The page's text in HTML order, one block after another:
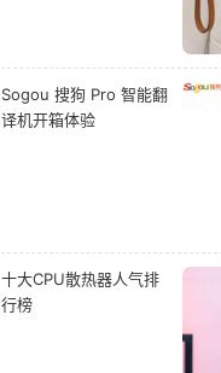
Sogou 搜狗 Pro 智能翻
译机开箱体验
十大CPU散热器人气排
行榜